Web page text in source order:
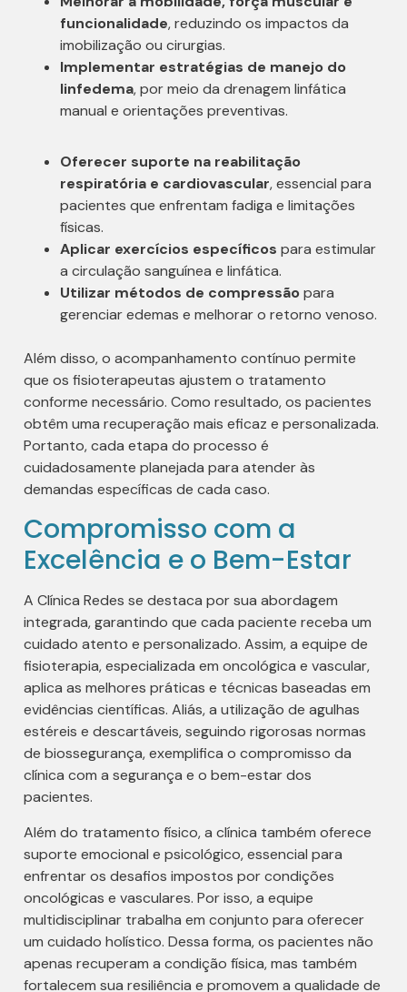
funcionalidade, reduzindo os impactos da
imobilização ou cirurgias.
Implementar estratégias de manejo do
linfedema, por meio da drenagem linfática
manual e orientações preventivas.
Oferecer suporte na reabilitação
respiratória e cardiovascular, essencial para
pacientes que enfrentam fadiga e limitações
físicas.
Aplicar exercícios específicos para estimular
a circulação sanguínea e linfática.
Utilizar métodos de compressãopara
gerenciar edemas e melhorar o retorno venoso.
Além disso, o acompanhamento contínuo permite
que os fisioterapeutas ajustem o tratamento
conforme necessário. Como resultado, os pacientes
obtêm uma recuperação mais eficaz e personalizada.
Portanto, cada etapa do processo é
cuidadosamente planejada para atender às
demandas específicas de cada caso.
Compromisso com a
Excelência e o Bem-Estar
A Clínica Redes se destaca por sua abordagem
integrada, garantindo que cada paciente receba um
cuidado atento e personalizado. Assim, a equipe de
fisioterapia, especializada em oncológica e vascular,
aplica as melhores práticas e técnicas baseadas em
evidências científicas. Aliás, a utilização de agulhas
estéreis e descartáveis, seguindo rigorosas normas
de biossegurança, exemplifica o compromisso da
clínica com a segurança e o bem-estar dos
pacientes.
Além do tratamento físico, a clínica também oferece
suporte emocional e psicológico, essencial para
enfrentar os desafios impostos por condições
oncológicas e vasculares. Por isso, a equipe
multidisciplinar trabalha em conjunto para oferecer
um cuidado holístico. Dessa forma, os pacientes não
apenas recuperam a condição física, mas também
fortalecem sua resiliência e promovem a qualidade de